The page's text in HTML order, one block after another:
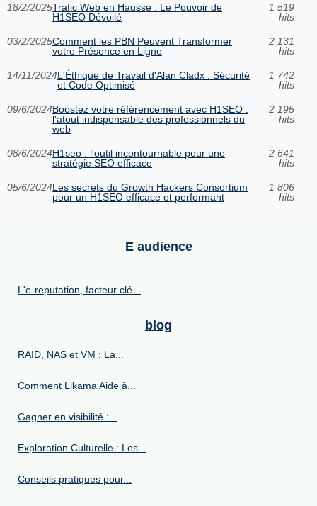
18/2/2025Trafic Web en Hausse : Le Pouvoir de
H1SEO Dévoilé
1 519
hits
03/2/2025Comment les PBN Peuvent Transformer
votre Présence en Ligne
2 131
hits
14/11/2024L'Éthique de Travail d'Alan Cladx : Sécurité
et Code Optimisé
1 742
hits
09/6/2024Boostez votre référencement avec H1SEO :
l'atout indispensable des professionnels du
web
2 195
hits
08/6/2024H1seo : l'outil incontournable pour une
stratégie SEO efficace
2 641
hits
05/6/2024Les secrets du Growth Hackers Consortium
pour un H1SEO efficace et performant
1 806
hits
E audience
L'e-reputation, facteur clé...
blog
RAID, NAS et VM : La...
Comment Likama Aide à...
Gagner en visibilité :...
Exploration Culturelle : Les...
Conseils pratiques pour...